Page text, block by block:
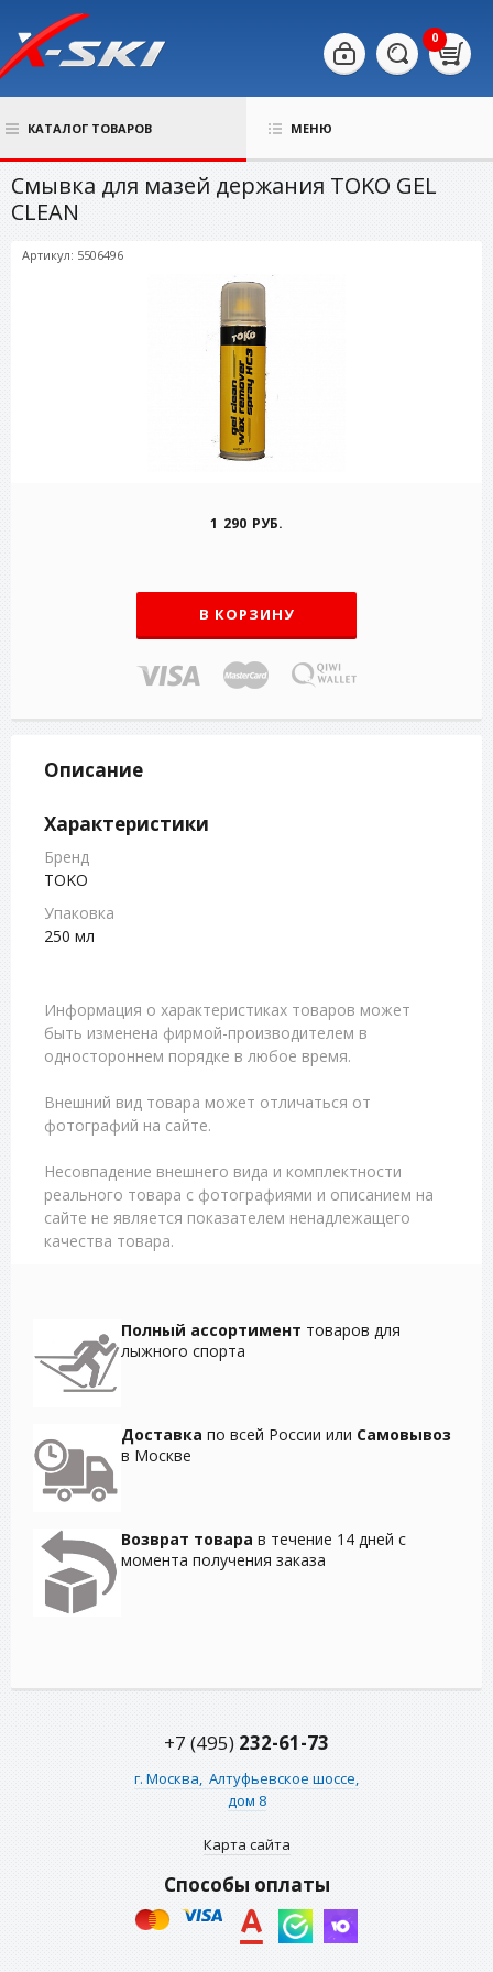
0
КАТАЛОГ ТОВАРОВ МЕНЮ
Смывка для мазей держания TOKO GEL
CLEAN
Артикул: 5506496
1 290 РУБ.
В КОРЗИНУ
Описание
Характеристики
Бренд
TOKO
Упаковка
250 мл
Информация о характеристиках товаров может
быть изменена фирмой-производителем в
одностороннем порядке в любое время.
Внешний вид товара может отличаться от
фотографий на сайте.
Несовпадение внешнего вида и комплектности
реального товара с фотографиями и описанием на
сайте не является показателем ненадлежащего
качества товара.
Полный ассортимент товаров для
лыжного спорта
Доставка по всей России или Самовывоз
в Москве
Возврат товара в течение 14 дней с
момента получения заказа
+7 (495) 232-61-73
г. Москва, Алтуфьевское шоссе,
дом 8
Карта сайта
Способы оплаты